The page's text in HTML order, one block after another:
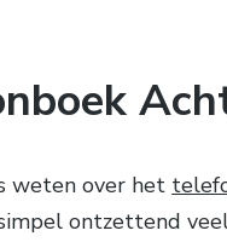
weten over het
ontzettend